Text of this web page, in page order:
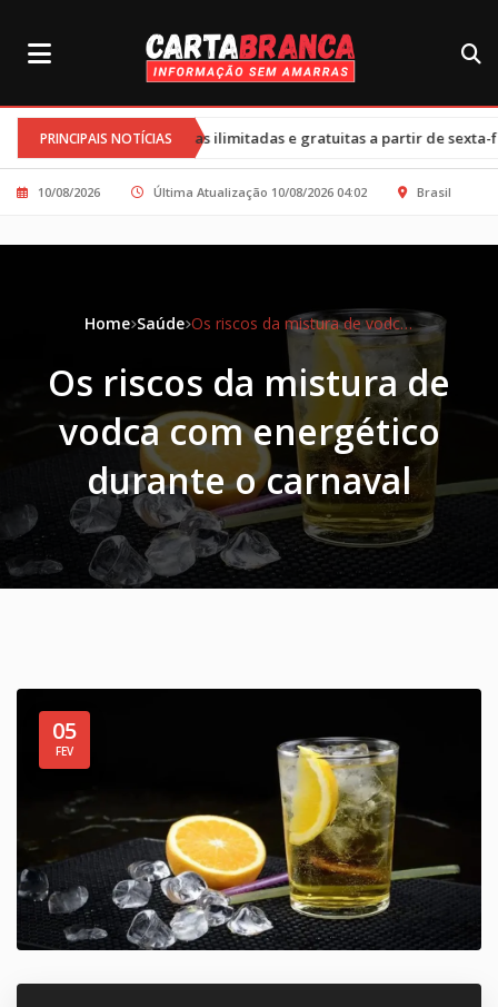
PRINCIPAIS NOTÍCIAS
ilimitadas e gratuitas a partir de sexta-feira •Cortes
10/08/2026 Última Atualização 10/08/2026 04:02 Brasil
Home Saúde Os riscos da mistura de vodca com energético durante o carnaval
Os riscos da mistura de
vodca com energético
durante o carnaval
05
FEV